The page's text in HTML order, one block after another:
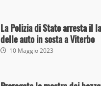
La Polizia di Stato arresta il
delle auto in sosta a Viterbo
10 Maggio 2023